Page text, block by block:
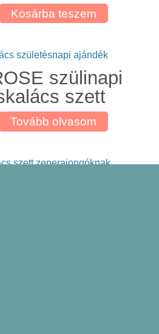
Kosárba teszem
szülinapi
szett
Tovább olvasom